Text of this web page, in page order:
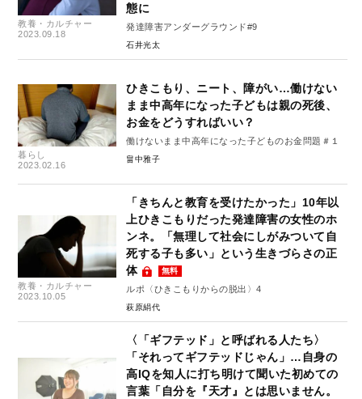
教養・カルチャー
2023.09.18
態に
発達障害アンダーグラウンド#9
石井光太
暮らし
2023.02.16
ひきこもり、ニート、障がい…働けない
まま中高年になった子どもは親の死後、
お金をどうすればいい？
働けないまま中高年になった子どものお金問題＃１
畠中雅子
教養・カルチャー
2023.10.05
「きちんと教育を受けたかった」10年以
上ひきこもりだった発達障害の女性のホ
ンネ。「無理して社会にしがみついて自
死する子も多い」という生きづらさの正
体
無料
ルポ〈ひきこもりからの脱出〉4
萩原絹代
〈「ギフテッド」と呼ばれる人たち〉
「それってギフテッドじゃん」…自身の
高IQを知人に打ち明けて聞いた初めての
言葉「自分を『天才』とは思いません。